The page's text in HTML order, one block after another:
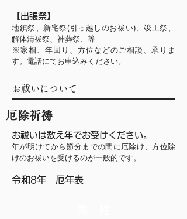
【出張祭】
地鎮祭、新宅祭(引っ越しのお祓い)、竣工祭、
解体清祓祭、神葬祭、等
​※家相、年回り、方位などのご相談、承りま
す。電話にてお申込みください。
お祓いについて
厄除祈祷
お祓いは数え年でお受けください。
年が明けてから節分までの間に厄除け、方位除
けのお祓いを受けるのが一般的です。
令和8年 厄年表